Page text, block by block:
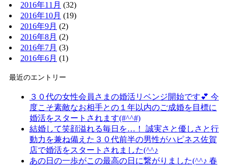
2016年11月 (32)
2016年10月 (19)
2016年9月 (2)
2016年8月 (2)
2016年7月 (3)
2016年6月 (1)
最近のエントリー
３０代の女性会員さまの婚活リベンジ開始です💕 今
度こそ素敵なお相手との１年以内のご成婚を目標に
婚活をスタートされます(#^^#)
結婚して笑顔溢れる毎日を…！ 誠実さと優しさと行
動力を兼ね備えた３０代前半の男性がハピネス佐賀
店で婚活をスタートされました(^^♪
あの日の一歩がこの最高の日に繋がりました(^^♪ 春